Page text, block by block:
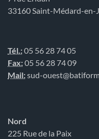
33160 Saint-Médard-en-
Tél.:05 56 28 74 05
Fax:05 56 28 74 09
Mail:sud-
Nord
225 Rue de la Paix